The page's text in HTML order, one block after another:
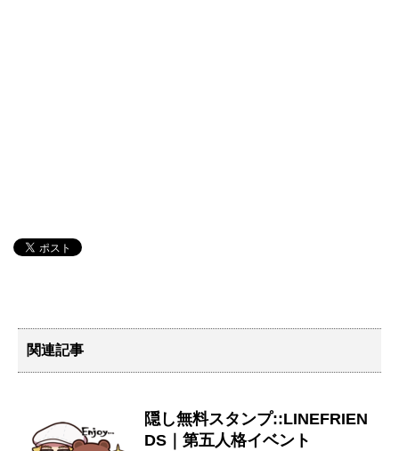
関連記事
隠し無料スタンプ::LINEFRIEN
DS｜第五人格イベント